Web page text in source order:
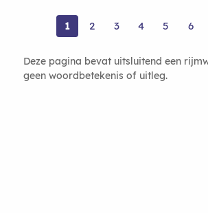
1 2 3 4 5 6
Deze pagina bevat uitsluitend een
geen woordbetekenis of uitleg.